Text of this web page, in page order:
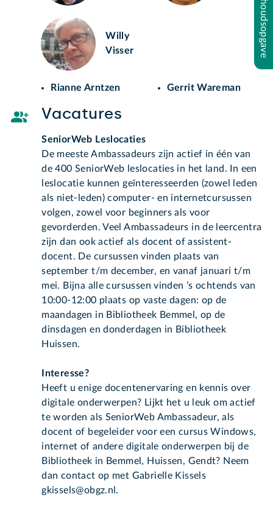
Inhoudsopgave
Willy
Visser
Rianne Arntzen Gerrit Wareman
Vacatures
SeniorWeb Leslocaties
De meeste Ambassadeurs zijn actief in één van
de 400 SeniorWeb leslocaties in het land. In een
leslocatie kunnen geïnteresseerden (zowel leden
als niet-leden) computer- en internetcursussen
volgen, zowel voor beginners als voor
gevorderden. Veel Ambassadeurs in de leercentra
zijn dan ook actief als docent of assistent-
docent. De cursussen vinden plaats van
september t/m december, en vanaf januari t/m
mei. Bijna alle cursussen vinden ’s ochtends van
10:00-12:00 plaats op vaste dagen: op de
maandagen in Bibliotheek Bemmel, op de
dinsdagen en donderdagen in Bibliotheek
Huissen.
Interesse?
Heeft u enige docentenervaring en kennis over
digitale onderwerpen? Lijkt het u leuk om actief
te worden als SeniorWeb Ambassadeur, als
docent of begeleider voor een cursus Windows,
internet of andere digitale onderwerpen bij de
Bibliotheek in Bemmel, Huissen, Gendt? Neem
dan contact op met Gabrielle Kissels
gkissels@obgz.nl.